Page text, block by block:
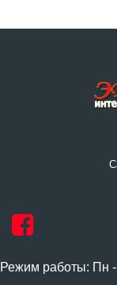
Режим работы: Пн